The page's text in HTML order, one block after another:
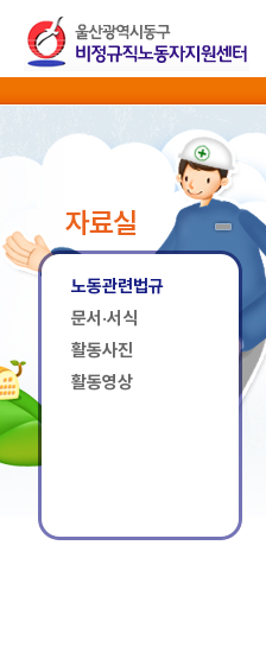
자료실
노동관련법규
문서·서식
활동사진
활동영상